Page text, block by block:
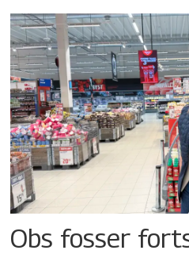
Obs fosser